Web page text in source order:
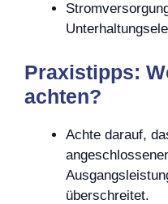
Praxistipps:
achten?
Achte darauf,
überschreitet.